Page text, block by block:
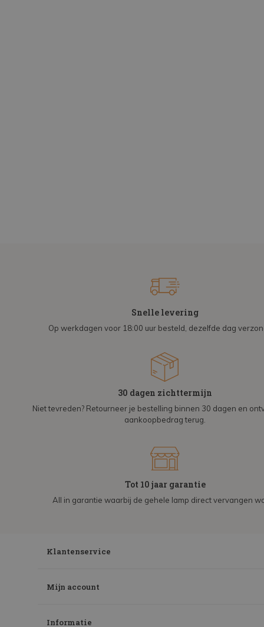
Snelle levering
Op werkdagen voor 18:00 uur besteld, dezelfde dag
30 dagen zichttermijn
Niet tevreden? Retourneer je bestelling binnen 30 dagen en
aankoopbedrag terug.
Tot 10 jaar garantie
All in garantie waarbij de gehele lamp direct vervangen
Klantenservice
Mijn account
Informatie